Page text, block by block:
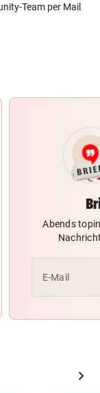
Team per Mail
Abends
E-Mail
chevron_right